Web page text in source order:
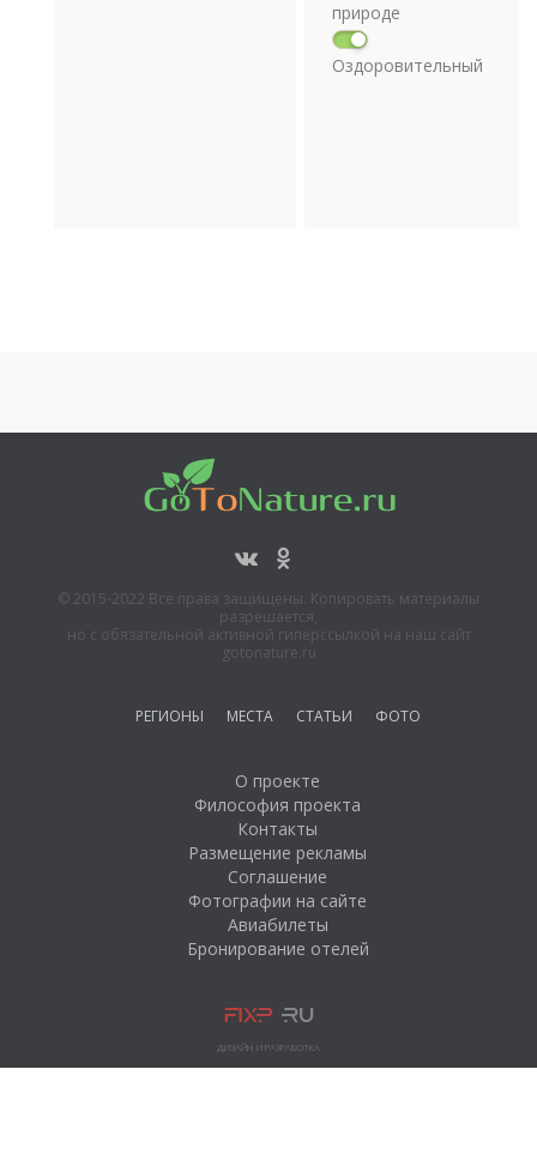
природе
Оздоровительный
© 2015-2022 Все права защищены. Копировать материалы
разрешается,
но с обязательной активной гиперссылкой на наш сайт
gotonature.ru
РЕГИОНЫ МЕСТА СТАТЬИ ФОТО
О проекте
Философия проекта
Контакты
Размещение рекламы
Соглашение
Фотографии на сайте
Авиабилеты
Бронирование отелей
ДИЗАЙН И РАЗРАБОТКА